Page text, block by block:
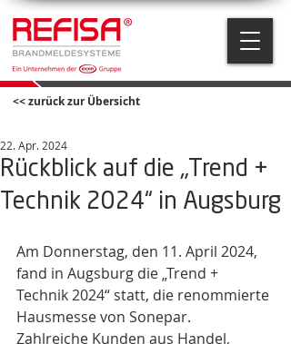
<< zurück zur Übersicht
Rückblick auf die „Trend +
Technik 2024“ in Augsburg
22. Apr. 2024
Am Donnerstag, den 11. April 2024,
fand in Augsburg die „Trend +
Technik 2024“ statt, die renommierte
Hausmesse von Sonepar.
Zahlreiche Kunden aus Handel,